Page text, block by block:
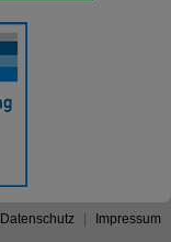
Datenschutz Impressum